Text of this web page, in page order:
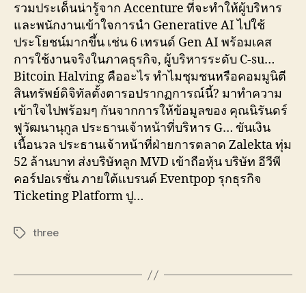
รวมประเด็นน่ารู้จาก Accenture ที่จะทำให้ผู้บริหาร
และพนักงานเข้าใจการนำ Generative AI ไปใช้
ประโยชน์มากขึ้น เช่น 6 เทรนด์ Gen AI พร้อมเคส
การใช้งานจริงในภาคธุรกิจ, ผู้บริหารระดับ C-su…
Bitcoin Halving คืออะไร ทำไมชุมชนหรือคอมมูนิตี
สินทรัพย์ดิจิทัลตั้งตารอปรากฏการณ์นี้? มาทำความ
เข้าใจไปพร้อมๆ กันจากการให้ข้อมูลของ คุณนิรันดร์
ฟูวัฒนานุกูล ประธานเจ้าหน้าที่บริหาร G… ขันเงิน
เนื้อนวล ประธานเจ้าหน้าที่ฝ่ายการตลาด Zalekta ทุ่ม
52 ล้านบาท ส่งบริษัทลูก MVD เข้าถือหุ้น บริษัท อีวีพี
คอร์ปอเรชั่น ภายใต้แบรนด์ Eventpop รุกธุรกิจ
Ticketing Platform ปู…
Tagsthree